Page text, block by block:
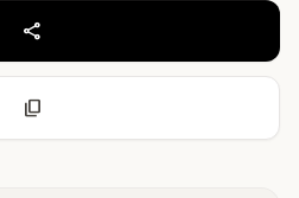
share
content_copy